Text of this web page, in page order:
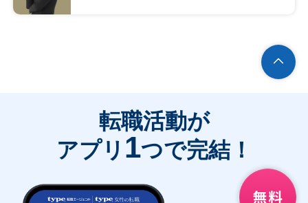
転職活動が
アプリ 1つで完結！